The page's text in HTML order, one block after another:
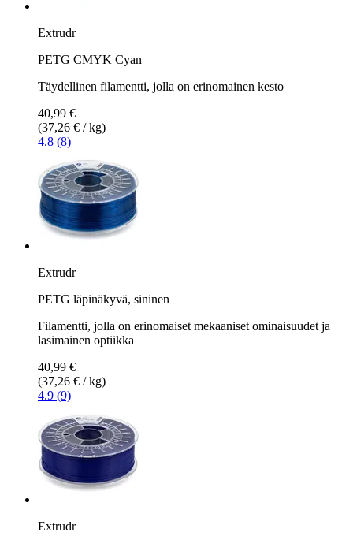
Extrudr
PETG CMYK Cyan
Täydellinen filamentti, jolla on erinomainen kesto
40,99 €
(37,26 € / kg)
4.8 (8)
Extrudr
PETG läpinäkyvä, sininen
Filamentti, jolla on erinomaiset mekaaniset ominaisuudet ja
lasimainen optiikka
40,99 €
(37,26 € / kg)
4.9 (9)
Extrudr